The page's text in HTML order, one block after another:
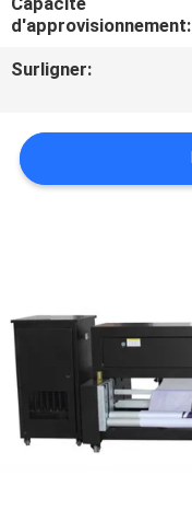
CONTACT
NOUVELLES
TOUS
LES
NEWS
PLAN
DU
d'approvisionnement:
Surligner: